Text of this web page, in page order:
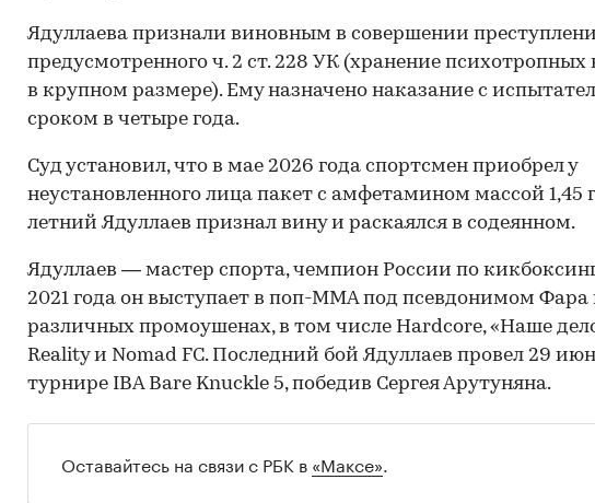
Ядуллаева признали виновным в совершении
предусмотренного ч. 2 ст. 228 УК (хранение психотропных
в крупном размере). Ему назначено наказание с
сроком в четыре года.
Суд установил, что в мае 2026 года спортсмен приобрел у
неустановленного лица пакет с амфетамином массой 1,45
летний Ядуллаев признал вину и раскаялся в содеянном.
Ядуллаев — мастер спорта, чемпион России по
2021 года он выступает в поп-ММА под псевдонимом Фара
различных промоушенах, в том числе Hardcore, «Наше
Reality и Nomad FC. Последний бой Ядуллаев провел 29
турнире IBA Bare Knuckle 5, победив Сергея Арутуняна.
Оставайтесь на связи с РБК в «Максе»